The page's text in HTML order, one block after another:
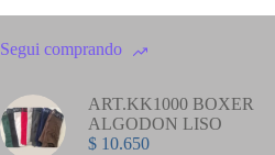
Segui comprando
ART.KK1000 BOXER
ALGODON LISO
$ 10.650